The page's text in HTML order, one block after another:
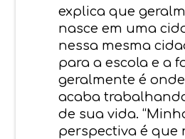
explica que
nasce em uma
nessa mesma
para a escola e a
geralmente é
acaba
de sua vida.
perspectiva é que